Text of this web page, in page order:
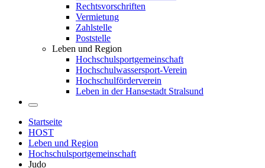
Rechtsvorschriften
Vermietung
Zahlstelle
Poststelle
Leben und Region
Hochschulsportgemeinschaft
Hochschulwassersport-Verein
Hochschulförderverein
Leben in der Hansestadt Stralsund
Startseite
HOST
Leben und Region
Hochschulsportgemeinschaft
Judo